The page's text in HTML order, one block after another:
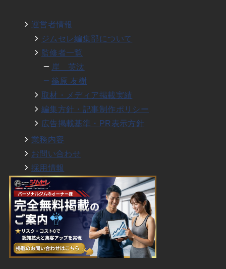
運営者情報
ジムセレ編集部について
監修者一覧
岸 英汰
篠原 友樹
取材・メディア掲載実績
編集方針・記事制作ポリシー
広告掲載基準・PR表示方針
業務内容
お問い合わせ
採用情報